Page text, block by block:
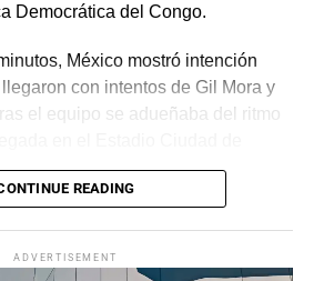
Democrática del Congo.
México mostró intención
con intentos de Gil Mora y
el equipo se adueñaba del ritmo
asistió a Julián Quiñones, quien
READING
ADVERTISEMENT